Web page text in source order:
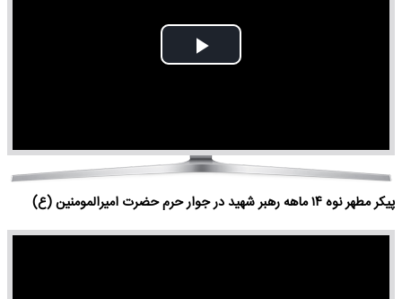
Play
پیکر مطهر نوه ۱۴ ماهه رهبر شهید در جوار حرم حضرت امیرالمومنین (ع)